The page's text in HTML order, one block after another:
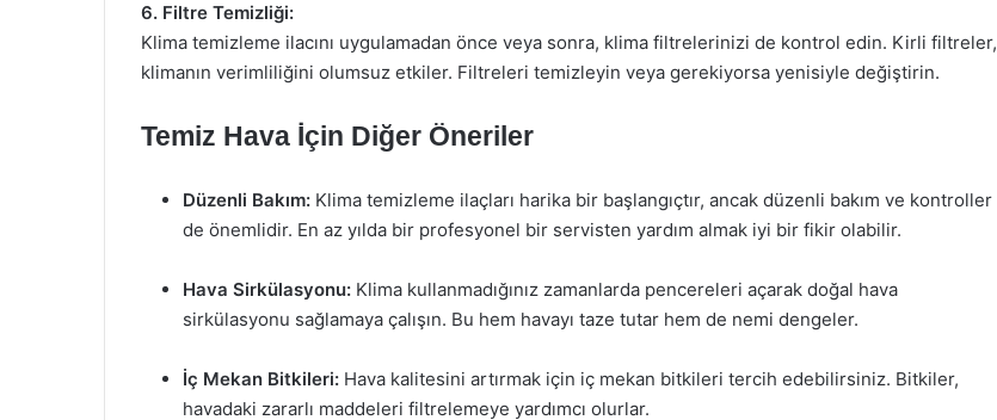
6. Filtre Temizliği:
Klima temizleme ilacını uygulamadan önce veya sonra, klima filtrelerinizi de kontrol edin. Kirli filtreler,
klimanın verimliliğini olumsuz etkiler. Filtreleri temizleyin veya gerekiyorsa yenisiyle değiştirin.
Temiz Hava İçin Diğer Öneriler
Düzenli Bakım: Klima temizleme ilaçları harika bir başlangıçtır, ancak düzenli bakım ve kontroller
de önemlidir. En az yılda bir profesyonel bir servisten yardım almak iyi bir fikir olabilir.
Hava Sirkülasyonu: Klima kullanmadığınız zamanlarda pencereleri açarak doğal hava
sirkülasyonu sağlamaya çalışın. Bu hem havayı taze tutar hem de nemi dengeler.
İç Mekan Bitkileri: Hava kalitesini artırmak için iç mekan bitkileri tercih edebilirsiniz. Bitkiler,
havadaki zararlı maddeleri filtrelemeye yardımcı olurlar.